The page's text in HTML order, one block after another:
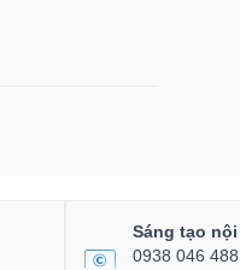
Sáng tạo
0938 046 488